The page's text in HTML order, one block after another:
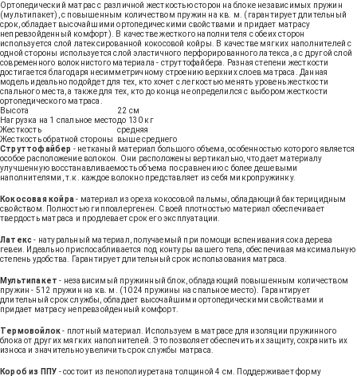
Ортопедический матрас с различной жесткостью сторон на блоке независимых пружин
(мультипакет), с повышенным количеством пружин на кв. м. (гарантирует длительный
срок, обладает высочайшими ортопедическими свойствами и придает матрасу
непревзойденный комфорт). В качестве жесткого наполнителя с обеих сторон
используется слой латексированной кокосовой койры. В качестве мягких наполнителей с
одной стороны используется слой эластичного перфорированного латекса, а с другой слой
современного волокнистого материала - струттофайбера. Разная степени жесткости
достигается благодаря несимметричному строению верхних слоев матраса. Данная
модель идеально подойдет для тех, кто хочет с легкостью менять уровень жесткости
спального места, а также для тех, кто до конца не определился с выбором жесткости
ортопедического матраса.
Высота
22 см
Нагрузка на 1 спальное местодо 130 кг
Жесткость
средняя
Жесткость обратной стороны
выше среднего
Струттофайбер - нетканый материал большого объема, особенностью которого является
особое расположение волокон. Они расположены вертикально, что дает материалу
улучшенную восстанавливаемость объема по сравнению с более дешевыми
наполнителями, т.к. каждое волокно представляет из себя микропружинку.
Кокосовая койра- материал из ореха кокосовой пальмы, обладающий бактерицидным
свойством. Полностью гиппоалергенен. Своей плотностью материал обеспечивает
твердость матраса и продлевает срок его эксплуатации.
Латекс - натуральный материал, получаемый при помощи вспенивания сока дерева
гевеи. Идеально приспосабливается под контуры вашего тела, обеспечивая максимальную
степень удобства. Гарантирует длительный срок использования матраса.
Мультипакет - независимый пружинный блок, обладающий повышенным количеством
пружин - 512 пружин на кв. м. (1024 пружины на спальное место). Гарантирует
длительный срок службы, обладает высочайшими ортопедическими свойствами и
придает матрасу непревзойденный комфорт.
Термовойлок- плотный материал. Используем в матрасе для изоляции пружинного
блока от других мягких наполнителей. Это позволяет обеспечить их защиту, сохранить их
износа и значительно увеличить срок службы матраса.
Короб из ППУ - состоит из пенополиуретана толщиной 4 см. Поддерживает форму